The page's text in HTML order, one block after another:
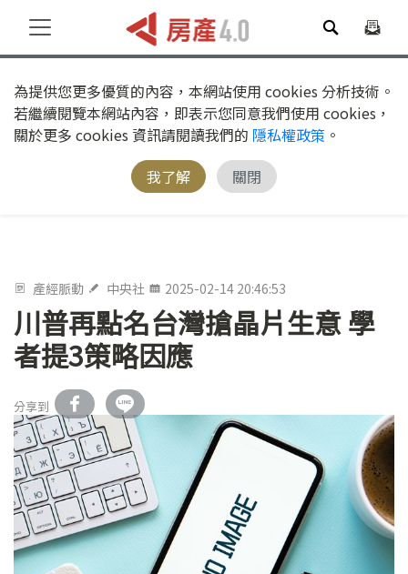
為提供您更多優質的內容，本網站使用 cookies 分析技術。
若繼續閱覽本網站內容，即表示您同意我們使用 cookies，
關於更多 cookies 資訊請閱讀我們的 隱私權政策 。
我了解
關閉
產經脈動 中央社 2025-02-14 20:46:53
川普再點名台灣搶晶片生意 學
者提3策略因應
分享到